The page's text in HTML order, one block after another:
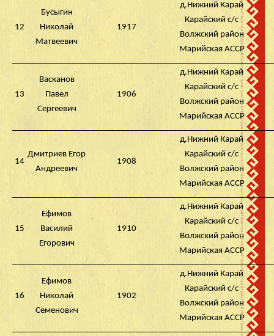
12
Бусыгин
Николай
Матвеевич
1917
д.Нижний Карай
Карайский с/с
Волжский район
Марийская АССР
13
Васканов
Павел
Сергеевич
1906
д.Нижний Карай
Карайский с/с
Волжский район
Марийская АССР
14
Дмитриев Егор
Андреевич
1908
д.Нижний Карай
Карайский с/с
Волжский район
Марийская АССР
15
Ефимов
Василий
Егорович
1910
д.Нижний Карай
Карайский с/с
Волжский район
Марийская АССР
16
Ефимов
Николай
Семенович
1902
д.Нижний Карай
Карайский с/с
Волжский район
Марийская АССР